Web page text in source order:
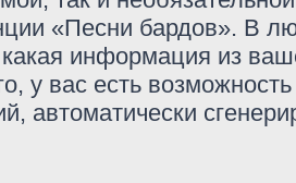
«Песни бардов». В
информация из
у вас есть
автоматически